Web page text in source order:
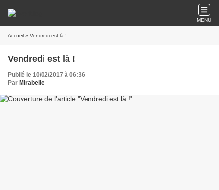
MENU
Accueil » Vendredi est là !
Vendredi est là !
Publié le 10/02/2017 à 06:36
Par Mirabelle